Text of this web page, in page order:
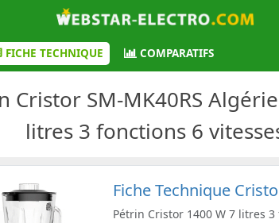
FICHE TECHNIQUE COMPARATIFS
Cristor SM-MK40RS
litres 3 fonctions 6
Fiche Technique
Pétrin Cristor 1400 W 7 litres